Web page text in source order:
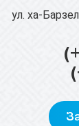
ул. ха-